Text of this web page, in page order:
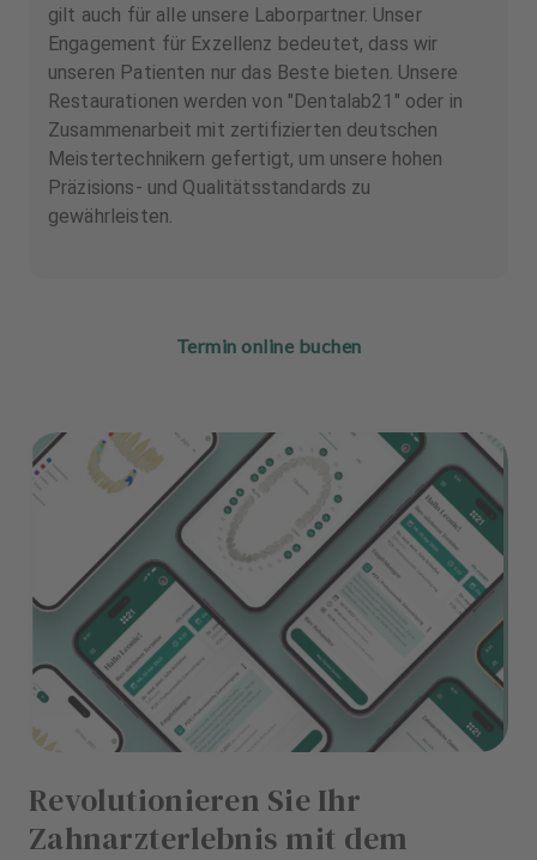
gilt auch für alle unsere Laborpartner. Unser
Engagement für Exzellenz bedeutet, dass wir
unseren Patienten nur das Beste bieten. Unsere
Restaurationen werden von "Dentalab21" oder in
Zusammenarbeit mit zertifizierten deutschen
Meistertechnikern gefertigt, um unsere hohen
Präzisions- und Qualitätsstandards zu
gewährleisten.
Termin online buchen
Revolutionieren Sie Ihr
Zahnarzterlebnis mit dem